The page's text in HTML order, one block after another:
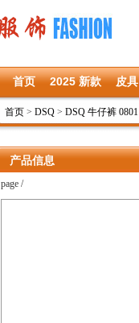
首页 2025 新款 皮具
首页 > DSQ > DSQ 牛仔裤 0801
产品信息
page /